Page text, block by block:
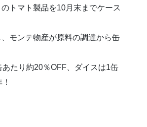
トマト製品を10月末までケース
モンテ物産が原料の調達から缶
たり約20％OFF、ダイスは1缶